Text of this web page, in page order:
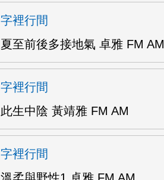
字裡行間
夏至前後多接地氣 卓雅 FM AM
字裡行間
此生中陰 黃靖雅 FM AM
字裡行間
溫柔與野性1 卓雅 FM AM